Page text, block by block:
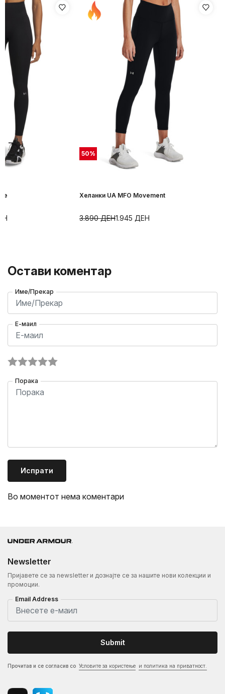
50%
Хеланки UA MFO Movement
1.945 ДЕН
3.890ДЕН
Остави коментар
Име/Прекар
Е-маил
Порака
Испрати
Во моментот нема коментари
Newsletter
Пријавете се за newsletter и дознајте се за нашите нови колекции и
промоции.
Email Address
Submit
Прочитав и се согласив со Условите за користење и политика на приватност.